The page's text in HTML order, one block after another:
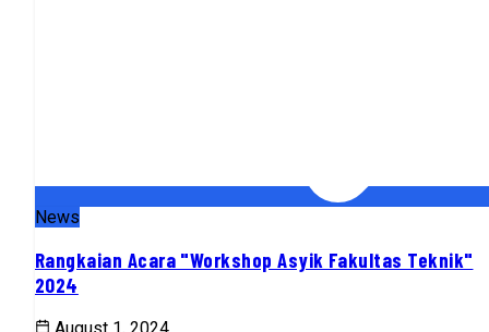
News
Rangkaian Acara "Workshop Asyik Fakultas Teknik"
2024